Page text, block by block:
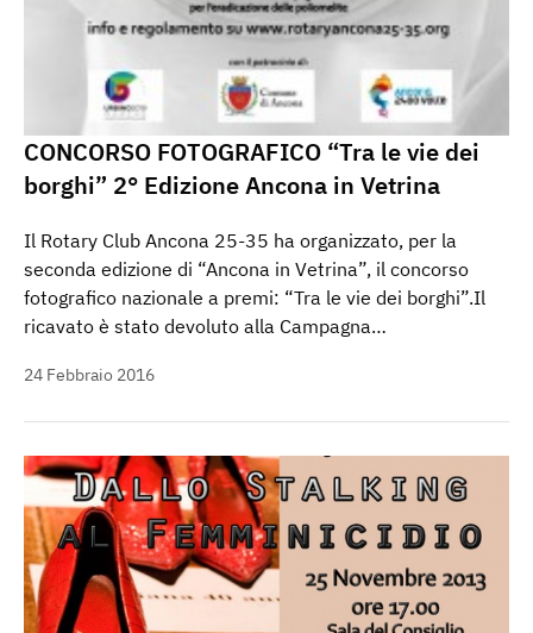
CONCORSO FOTOGRAFICO “Tra le vie dei
borghi” 2° Edizione Ancona in Vetrina
Il Rotary Club Ancona 25-35 ha organizzato, per la
seconda edizione di “Ancona in Vetrina”, il concorso
fotografico nazionale a premi: “Tra le vie dei borghi”.Il
ricavato è stato devoluto alla Campagna…
24 Febbraio 2016